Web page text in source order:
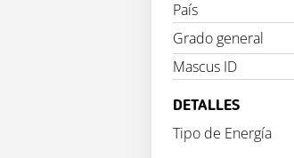
País
Grado general
Mascus ID
DETALLES
Tipo de Energía